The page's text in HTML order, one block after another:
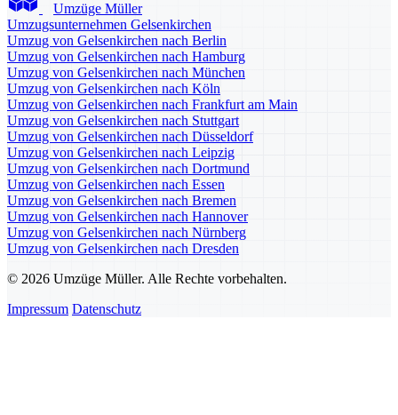
Umzüge Müller
Umzugsunternehmen Gelsenkirchen
Umzug von Gelsenkirchen nach Berlin
Umzug von Gelsenkirchen nach Hamburg
Umzug von Gelsenkirchen nach München
Umzug von Gelsenkirchen nach Köln
Umzug von Gelsenkirchen nach Frankfurt am Main
Umzug von Gelsenkirchen nach Stuttgart
Umzug von Gelsenkirchen nach Düsseldorf
Umzug von Gelsenkirchen nach Leipzig
Umzug von Gelsenkirchen nach Dortmund
Umzug von Gelsenkirchen nach Essen
Umzug von Gelsenkirchen nach Bremen
Umzug von Gelsenkirchen nach Hannover
Umzug von Gelsenkirchen nach Nürnberg
Umzug von Gelsenkirchen nach Dresden
© 2026 Umzüge Müller. Alle Rechte vorbehalten.
Impressum Datenschutz